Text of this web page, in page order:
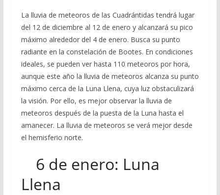
La lluvia de meteoros de las Cuadrántidas tendrá lugar
del 12 de diciembre al 12 de enero y alcanzará su pico
máximo alrededor del 4 de enero. Busca su punto
radiante en la constelación de Bootes. En condiciones
ideales, se pueden ver hasta 110 meteoros por hora,
aunque este año la lluvia de meteoros alcanza su punto
máximo cerca de la Luna Llena, cuya luz obstaculizará
la visión. Por ello, es mejor observar la lluvia de
meteoros después de la puesta de la Luna hasta el
amanecer. La lluvia de meteoros se verá mejor desde
el hemisferio norte.
6 de enero: Luna
Llena